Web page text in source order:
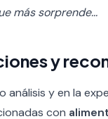
más sorprende...
y
análisis y en la
con